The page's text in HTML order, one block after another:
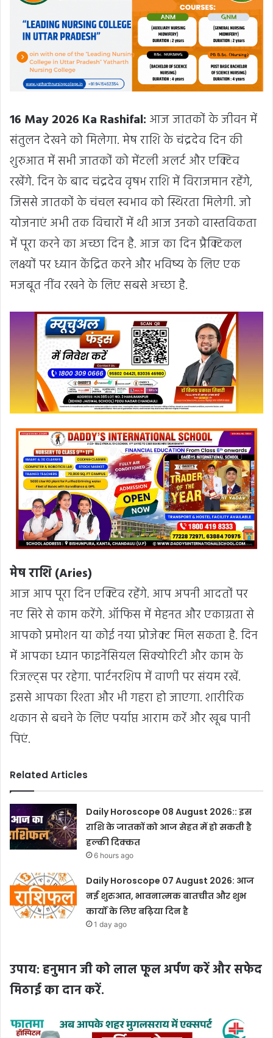
16 May 2026 Ka Rashifal: आज जातकों के जीवन में
संतुलन देखने को मिलेगा. मेष राशि के चंद्रदेव दिन की
शुरुआत में सभी जातकों को मेंटली अलर्ट और एक्टिव
रखेंगे. दिन के बाद चंद्रदेव वृषभ राशि में विराजमान रहेंगे,
जिससे जातकों के चंचल स्वभाव को स्थिरता मिलेगी. जो
योजनाएं अभी तक विचारों में थी आज उनको वास्तविकता
में पूरा करने का अच्छा दिन है. आज का दिन प्रैक्टिकल
लक्ष्यों पर ध्यान केंद्रित करने और भविष्य के लिए एक
मजबूत नींव रखने के लिए सबसे अच्छा है.
मेष राशि (Aries)
आज आप पूरा दिन एक्टिव रहेंगे. आप अपनी आदतों पर
नए सिरे से काम करेंगे. ऑफिस में मेहनत और एकाग्रता से
आपको प्रमोशन या कोई नया प्रोजेक्ट मिल सकता है. दिन
में आपका ध्यान फाइनेंसियल सिक्योरिटी और काम के
रिजल्ट्स पर रहेगा. पार्टनरशिप में वाणी पर संयम रखें.
इससे आपका रिश्ता और भी गहरा हो जाएगा. शारीरिक
थकान से बचने के लिए पर्याप्त आराम करें और खूब पानी
पिएं.
Related Articles
Daily Horoscope 08 August 2026:: इस
राशि के जातकों को आज सेहत में हो सकती है
हल्की दिक्कत
6 hours ago
Daily Horoscope 07 August 2026: आज
नई शुरुआत, भावनात्मक बातचीत और शुभ
कार्यों के लिए बढ़िया दिन है
1 day ago
उपाय: हनुमान जी को लाल फूल अर्पण करें और सफेद
मिठाई का दान करें.